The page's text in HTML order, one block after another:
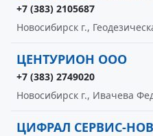
+7 (383) 2105687
Новосибирск г.,
ЦЕНТУРИОН ООО
+7 (383) 2749020
Новосибирск г., Ивачева
ЦИФРАЛ СЕРВИС-